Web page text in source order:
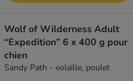
Wolf of Wilderness Adult
“Expedition” 6 x 400 g pour
chien
Sandy Path - volaille, poulet